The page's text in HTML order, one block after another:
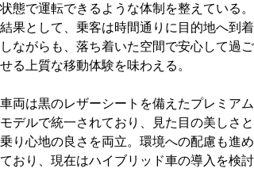
状態で運転できるような体制を整えている。
結果として、乗客は時間通りに目的地へ到着
しながらも、落ち着いた空間で安心して過ご
せる上質な移動体験を味わえる。
車両は黒のレザーシートを備えたプレミアム
モデルで統一されており、見た目の美しさと
乗り心地の良さを両立。環境への配慮も進め
ており、現在はハイブリッド車の導入を検討